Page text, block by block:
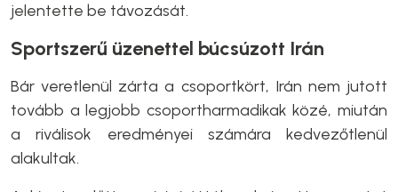
jelentette be távozását.
Sportszerű üzenettel búcsúzott Irán
Bár veretlenül zárta a csoportkört, Irán nem jutott
tovább a legjobb csoportharmadikak közé, miután
a riválisok eredményei számára kedvezőtlenül
alakultak.